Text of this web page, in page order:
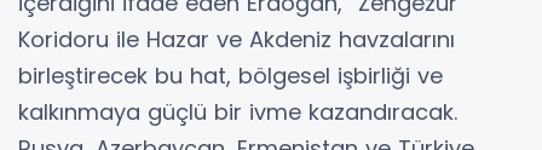
Koridoru ile Hazar ve Akdeniz havzalarını
birleştirecek bu hat, bölgesel işbirliği ve
kalkınmaya güçlü bir ivme kazandıracak.